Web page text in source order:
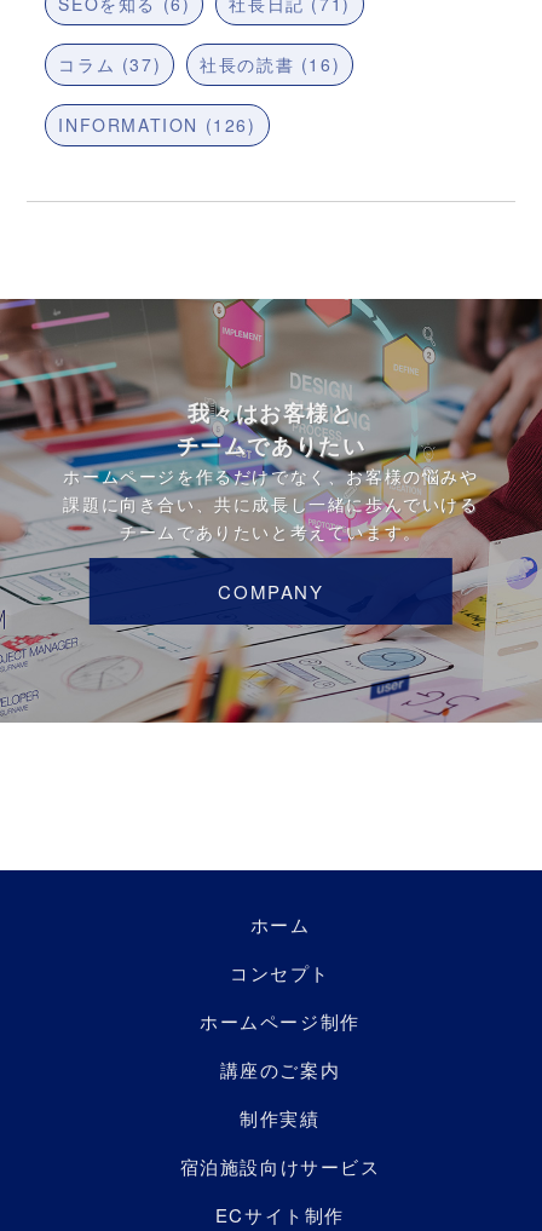
コラム (37) 社長の読書 (16)
INFORMATION (126)
我々はお客様と
チームでありたい
ホームページを作るだけでなく、お客様の悩みや
課題に向き合い、共に成長し一緒に歩んでいける
チームでありたいと考えています。
COMPANY
ホーム
コンセプト
ホームページ制作
講座のご案内
制作実績
宿泊施設向けサービス
ECサイト制作